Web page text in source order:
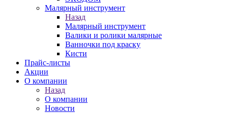
Малярный инструмент
Назад
Малярный инструмент
Валики и ролики малярные
Ванночки под краску
Кисти
Прайс-листы
Акции
О компании
Назад
О компании
Новости